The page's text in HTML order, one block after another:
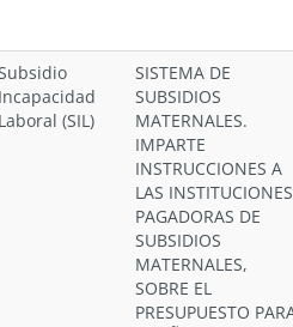
Incapacidad
Laboral (SIL)
SISTEMA DE
SUBSIDIOS
MATERNALES.
IMPARTE
INSTRUCCIONES A
LAS INSTITUCIONES
PAGADORAS DE
SUBSIDIOS
MATERNALES,
SOBRE EL
PRESUPUESTO